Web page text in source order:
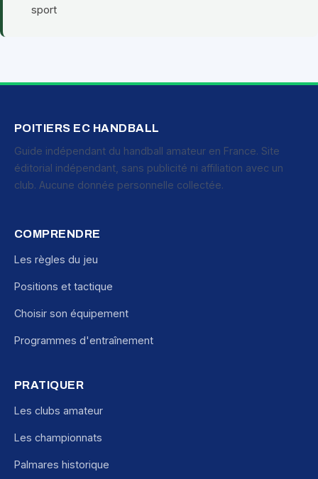
sport
POITIERS EC HANDBALL
Guide indépendant du handball amateur en France. Site
éditorial indépendant, sans publicité ni affiliation avec un
club. Aucune donnée personnelle collectée.
COMPRENDRE
Les règles du jeu
Positions et tactique
Choisir son équipement
Programmes d'entraînement
PRATIQUER
Les clubs amateur
Les championnats
Palmares historique